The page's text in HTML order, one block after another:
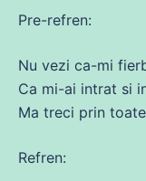
Pre-refren:
Nu vezi ca-mi
Ca mi-ai intrat si
Ma treci prin
Refren: